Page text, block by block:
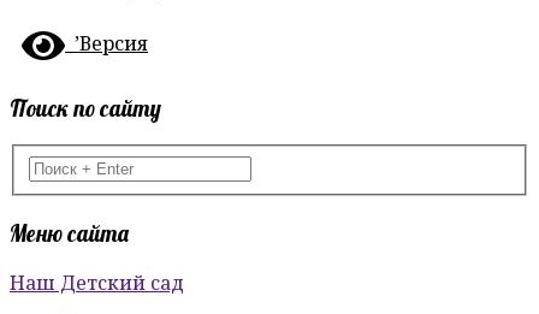
’Версия
Поиск по сайту
Меню сайта
Наш Детский сад